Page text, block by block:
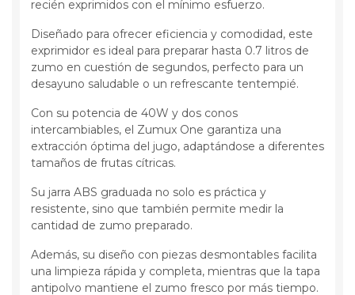
recién exprimidos con el mínimo esfuerzo.
Diseñado para ofrecer eficiencia y comodidad, este
exprimidor es ideal para preparar hasta 0.7 litros de
zumo en cuestión de segundos, perfecto para un
desayuno saludable o un refrescante tentempié.
Con su potencia de 40W y dos conos
intercambiables, el Zumux One garantiza una
extracción óptima del jugo, adaptándose a diferentes
tamaños de frutas cítricas.
Su jarra ABS graduada no solo es práctica y
resistente, sino que también permite medir la
cantidad de zumo preparado.
Además, su diseño con piezas desmontables facilita
una limpieza rápida y completa, mientras que la tapa
antipolvo mantiene el zumo fresco por más tiempo.